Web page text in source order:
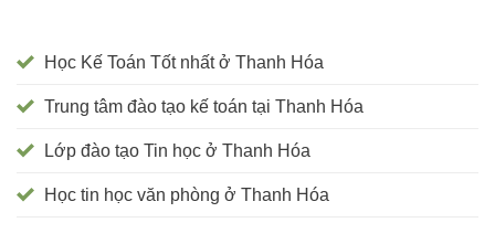
Học Kế Toán Tốt nhất ở Thanh Hóa
Trung tâm đào tạo kế toán tại Thanh Hóa
Lớp đào tạo Tin học ở Thanh Hóa
Học tin học văn phòng ở Thanh Hóa